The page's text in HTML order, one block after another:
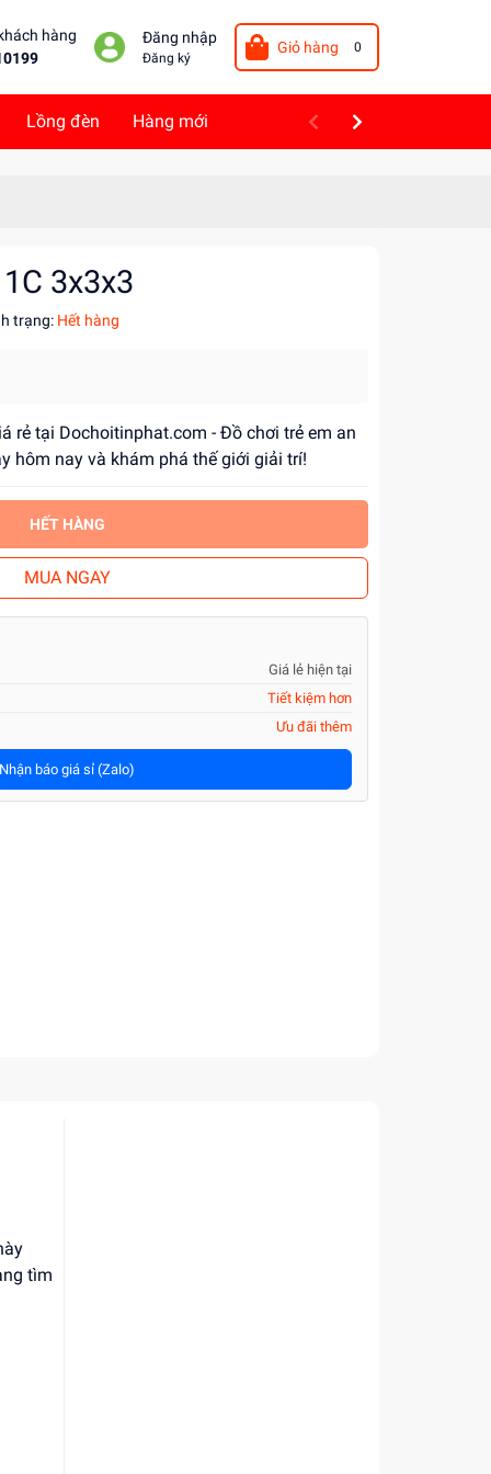
hàng
Đăng nhập
Đăng ký
Giỏ hàng 0
Lồng đèn Hàng mới
3x3x3
trạng: Hết hàng
rẻ tại Dochoitinphat.com - Đồ chơi trẻ em an
hôm nay và khám phá thế giới giải trí!
HẾT HÀNG
MUA NGAY
Giá lẻ hiện tại
Tiết kiệm hơn
Ưu đãi thêm
Nhận báo giá sỉ (Zalo)
tìm